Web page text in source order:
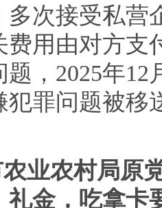
多次接受私营
费用由对方支
，2025年
犯罪问题被移
业农村局原
礼金，吃拿卡